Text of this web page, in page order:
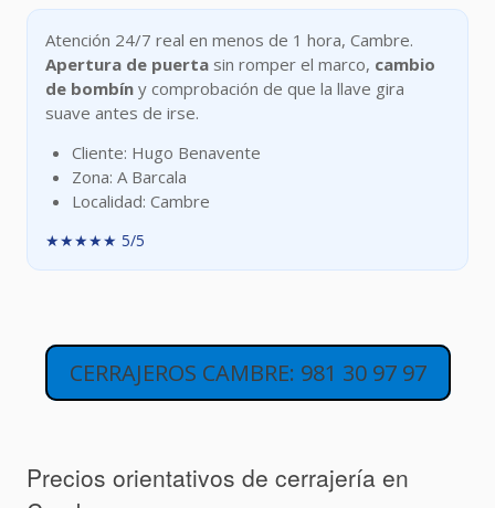
Atención 24/7 real en menos de 1 hora, Cambre.
Apertura de puerta sin romper el marco, cambio
de bombín y comprobación de que la llave gira
suave antes de irse.
Cliente: Hugo Benavente
Zona: A Barcala
Localidad: Cambre
★★★★★ 5/5
CERRAJEROS CAMBRE: 981 30 97 97
Precios orientativos de cerrajería en